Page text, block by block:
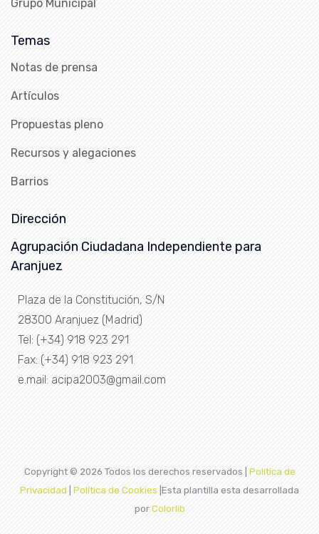
Grupo Municipal
Temas
Notas de prensa
Artículos
Propuestas pleno
Recursos y alegaciones
Barrios
Dirección
Agrupación Ciudadana Independiente para
Aranjuez
Plaza de la Constitución, S/N
28300 Aranjuez (Madrid)
Tel: (+34) 918 923 291
Fax: (+34) 918 923 291
e.mail: acipa2003@gmail.com
Copyright © 2026 Todos los derechos reservados | Política de
Privacidad
Política de Cookies |Esta plantilla esta desarrollada
por Colorlib